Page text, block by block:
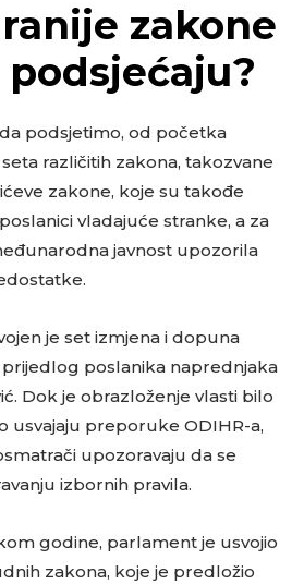
zakone
podsjetimo, od početka
različitih zakona, takozvane
zakone, koje su takođe
vladajuće stranke, a za
javnost upozorila
je set izmjena i dopuna
poslanika naprednjaka
Dok je obrazloženje vlasti bilo
usvajaju preporuke ODIHR-a,
upozoravaju da se
izbornih pravila.
godine, parlament je usvojio
zakona, koje je predložio